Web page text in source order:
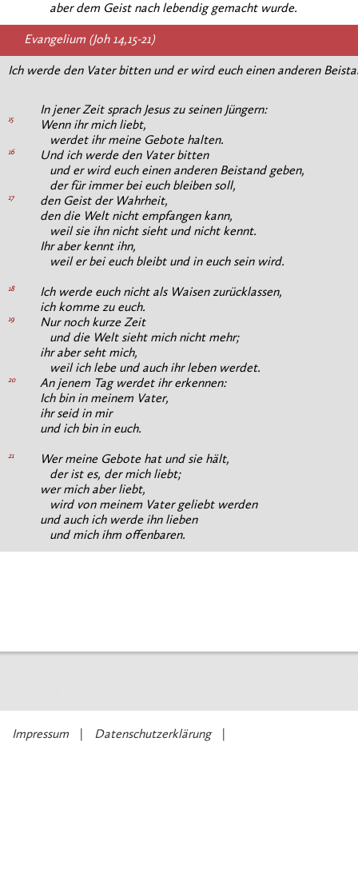
aber dem Geist nach lebendig gemacht wurde.
Evangelium (Joh 14,15-21)
Ich werde den Vater bitten und er wird euch einen anderen
15
In jener Zeit sprach Jesus zu seinen Jüngern:
Wenn ihr mich liebt,
werdet ihr meine Gebote halten.
16
Und ich werde den Vater bitten
und er wird euch einen anderen Beistand geben,
der für immer bei euch bleiben soll,
17
den Geist der Wahrheit,
den die Welt nicht empfangen kann,
weil sie ihn nicht sieht und nicht kennt.
Ihr aber kennt ihn,
weil er bei euch bleibt und in euch sein wird.
18
Ich werde euch nicht als Waisen zurücklassen,
ich komme zu euch.
19
Nur noch kurze Zeit
und die Welt sieht mich nicht mehr;
ihr aber seht mich,
weil ich lebe und auch ihr leben werdet.
20
An jenem Tag werdet ihr erkennen:
Ich bin in meinem Vater,
ihr seid in mir
und ich bin in euch.
21
Wer meine Gebote hat und sie hält,
der ist es, der mich liebt;
wer mich aber liebt,
wird von meinem Vater geliebt werden
und auch ich werde ihn lieben
und mich ihm offenbaren.
Impressum Datenschutzerklärung